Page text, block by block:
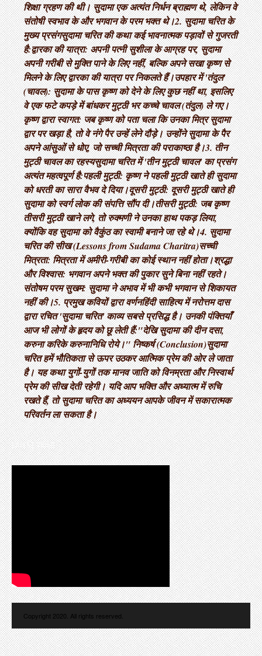
शिक्षा ग्रहण की थी। सुदामा एक अत्यंत निर्धन ब्राह्मण थे, लेकिन वे
संतोषी स्वभाव के और भगवान के परम भक्त थे। ​2. सुदामा चरित के
मुख्य प्रसंग ​सुदामा चरित की कथा कई भावनात्मक पड़ावों से गुजरती
है: ​द्वारका की यात्रा: अपनी पत्नी सुशीला के आग्रह पर, सुदामा
अपनी गरीबी से मुक्ति पाने के लिए नहीं, बल्कि अपने सखा कृष्ण से
मिलने के लिए द्वारका की यात्रा पर निकलते हैं। ​उपहार में 'तंदुल'
(चावल): सुदामा के पास कृष्ण को देने के लिए कुछ नहीं था, इसलिए
वे एक फटे कपड़े में बांधकर मुट्ठी भर कच्चे चावल (तंदुल) ले गए। ​
कृष्ण द्वारा स्वागत: जब कृष्ण को पता चला कि उनका मित्र सुदामा
द्वार पर खड़ा है, तो वे नंगे पैर उन्हें लेने दौड़े। उन्होंने सुदामा के पैर
अपने आंसुओं से धोए, जो सच्ची मित्रता की पराकाष्ठा है। ​3. तीन
मुट्ठी चावल का रहस्य ​सुदामा चरित में 'तीन मुट्ठी चावल' का प्रसंग
अत्यंत महत्वपूर्ण है: ​पहली मुट्ठी: कृष्ण ने पहली मुट्ठी खाते ही सुदामा
को धरती का सारा वैभव दे दिया। ​दूसरी मुट्ठी: दूसरी मुट्ठी खाते ही
सुदामा को स्वर्ग लोक की संपत्ति सौंप दी। ​तीसरी मुट्ठी: जब कृष्ण
तीसरी मुट्ठी खाने लगे, तो रुक्मणी ने उनका हाथ पकड़ लिया,
क्योंकि वह सुदामा को वैकुंठ का स्वामी बनाने जा रहे थे। ​4. सुदामा
चरित की सीख (Lessons from Sudama Charitra) ​सच्ची
मित्रता: मित्रता में अमीरी-गरीबी का कोई स्थान नहीं होता। ​श्रद्धा
और विश्वास: भगवान अपने भक्त की पुकार सुने बिना नहीं रहते। ​
संतोषम परम सुखम: सुदामा ने अभाव में भी कभी भगवान से शिकायत
नहीं की। ​5. प्रमुख कवियों द्वारा वर्णन ​हिंदी साहित्य में नरोत्तम दास
द्वारा रचित 'सुदामा चरित' काव्य सबसे प्रसिद्ध है। उनकी पंक्तियाँ
आज भी लोगों के हृदय को छू लेती हैं: ​"देखि सुदामा की दीन दसा,
करुना करिके करुनानिधि रोये।" निष्कर्ष (Conclusion) ​सुदामा
चरित हमें भौतिकता से ऊपर उठकर आत्मिक प्रेम की ओर ले जाता
है। यह कथा युगों-युगों तक मानव जाति को विनम्रता और निस्वार्थ
प्रेम की सीख देती रहेगी। यदि आप भक्ति और अध्यात्म में रुचि
रखते हैं, तो सुदामा चरित का अध्ययन आपके जीवन में सकारात्मक
परिवर्तन ला सकता है।
LATEST VIDEO
Copyright 2020. All rights reserved.